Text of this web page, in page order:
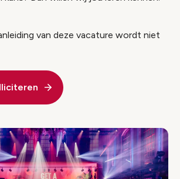
van deze vacature wordt niet